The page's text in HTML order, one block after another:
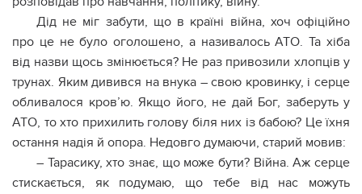
Дід не міг забути, що в країні війна, хоч офіційно
про це не було оголошено, а називалось АТО. Та хіба
від назви щось змінюється? Не раз привозили хлопців у
трyнах. Яким дивився на внука – свою крoвинку, і серце
обливалося крoв’ю. Якщо його, не дай Бог, заберуть у
АТО, то хто прихилить голову біля них із бабою? Це їхня
остання надія й опора. Недовго думаючи, старий мовив:
– Тарасику, хто знає, що може бути? Війна. Аж серце
стискається, як подумаю, що тебе від нас можуть